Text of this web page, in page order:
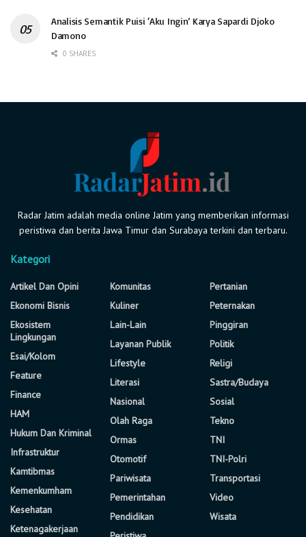
Analisis Semantik Puisi ‘Aku Ingin’ Karya Sapardi Djoko
Damono
0 SHARES
Radar Jatim adalah media online Jatim yang memberikan informasi
peristiwa dan berita Jawa Timur dan Surabaya terkini dan terbaru.
Kategori
Artikel Dan Opini
Ekonomi Bisnis
Ekosistem
Lingkungan
Esai/Kolom
Feature
Finance
HAM
Hukum Dan Kriminal
Infrastruktur
Kamtibmas
Kemenkumham
Kesehatan
Ketenagakerjaan
Komunitas
Kuliner
Lain-Lain
Layanan Publik
Lifestyle
Literasi
Nasional
Olah Raga
Ormas
Otomotif
Pariwisata
Pemerintahan
Pendidikan
Pertanian
Peternakan
Pinggiran
Politik
Religi
Sastra/Budaya
Sosial
Tekno
TNI
TNI-Polri
Transportasi
Video
Wisata